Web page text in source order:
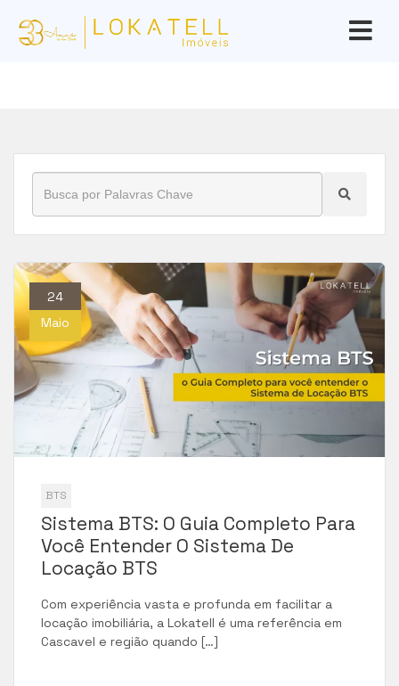
Início Blog » Locação BTS
24
Maio
BTS
Sistema BTS: O Guia Completo Para
Você Entender O Sistema De
Locação BTS
Com experiência vasta e profunda em facilitar a
locação imobiliária, a Lokatell é uma referência em
Cascavel e região quando […]